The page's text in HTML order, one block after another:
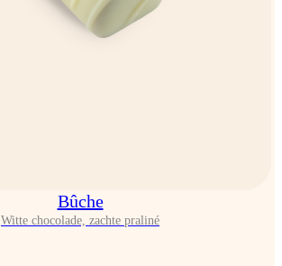
Bûche
Witte chocolade, zachte praliné